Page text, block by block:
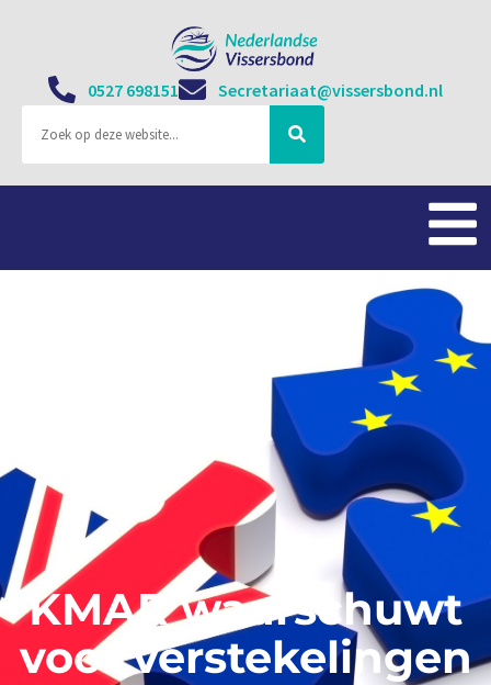
0527 698151 Secretariaat@vissersbond.nl
KMAR waarschuwt
voor verstekelingen